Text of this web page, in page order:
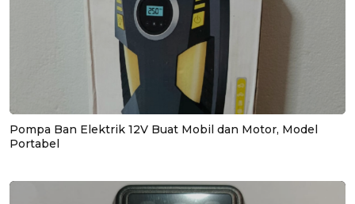
Pompa Ban Elektrik 12V Buat Mobil dan Motor, Model
Portabel